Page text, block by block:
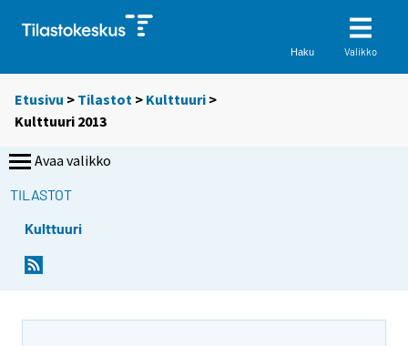
Haku Valikko
Etusivu > Tilastot > Kulttuuri >
Kulttuuri 2013
Avaa valikko
TILASTOT
Kulttuuri